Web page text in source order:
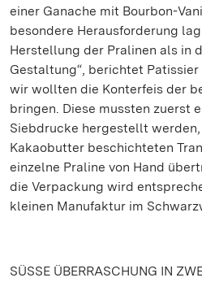
einer Ganache mit Bourbon-
besondere Herausforderung
Herstellung der Pralinen als in
Gestaltung“, berichtet
wir wollten die Konterfeis der
bringen. Diese mussten zuerst
Siebdrucke hergestellt
Kakaobutter beschichteten
einzelne Praline von Hand
die Verpackung wird
kleinen Manufaktur im
SÜSSE ÜBERRASCHUNG IN